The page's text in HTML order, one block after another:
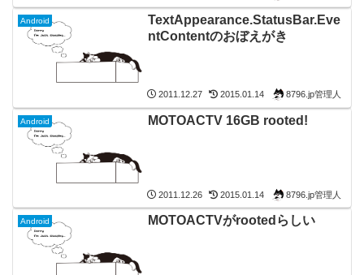
Android
TextAppearance.StatusBar.Eve
ntContentのおぼえがき
2011.12.27 2015.01.14 8796.jp管理人
Android MOTOACTV 16GB rooted!
2011.12.26 2015.01.14 8796.jp管理人
Android MOTOACTVがrootedらしい